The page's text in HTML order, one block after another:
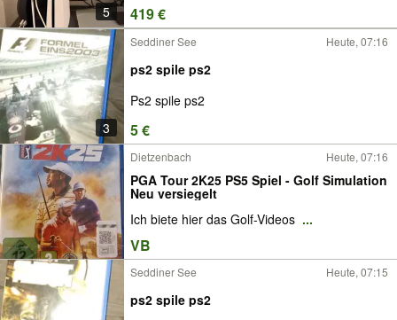
5 419 €
3
Seddiner See Heute, 07:16
ps2 spile ps2
Ps2 spile ps2
5 €
Dietzenbach Heute, 07:16
PGA Tour 2K25 PS5 Spiel - Golf Simulation
Neu versiegelt
Ich biete hier das Golf-Videos ...
VB
Seddiner See Heute, 07:15
ps2 spile ps2